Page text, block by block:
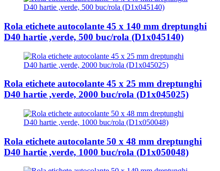
Rola etichete autocolante 45 x 140 mm dreptunghi
D40 hartie ,verde, 500 buc/rola (D1x045140)
Rola etichete autocolante 45 x 25 mm dreptunghi
D40 hartie ,verde, 2000 buc/rola (D1x045025)
Rola etichete autocolante 50 x 48 mm dreptunghi
D40 hartie ,verde, 1000 buc/rola (D1x050048)